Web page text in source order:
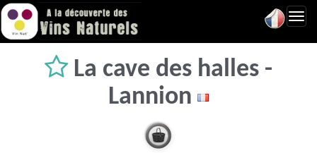
La cave des halles -
Lannion